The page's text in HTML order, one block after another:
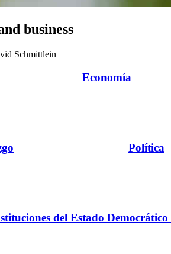
business
Schmittlein
Economía
Política
del Estado Democrático